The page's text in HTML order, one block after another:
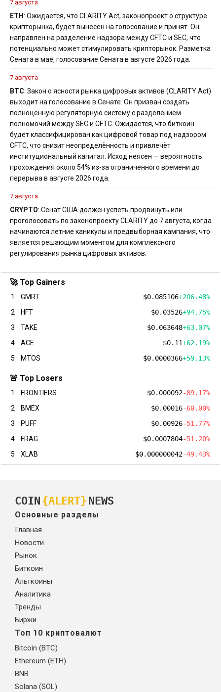
7 августа
ETH: Ожидается, что CLARITY Act, законопроект о структуре
крипторынка, будет вынесен на голосование и принят. Он
направлен на разделение надзора между CFTC и SEC, что
потенциально может стимулировать крипторынок. Разметка
Сената в мае, голосование Сената в августе 2026 года.
7 августа
BTC: Закон о ясности рынка цифровых активов (CLARITY Act)
выходит на голосование в Сенате. Он призван создать
полноценную регуляторную систему с разделением
полномочий между SEC и CFTC. Ожидается, что биткоин
будет классифицирован как цифровой товар под надзором
CFTC, что снизит неопределённость и привлечёт
институциональный капитал. Исход неясен — вероятность
прохождения около 54% из-за ограниченного времени до
перерыва в августе 2026 года.
7 августа
CRYPTO: Сенат США должен успеть продвинуть или
проголосовать по законопроекту CLARITY до 7 августа, когда
начинаются летние каникулы и предвыборная кампания, что
является решающим моментом для комплексного
регулирования рынка цифровых активов.
🚀 Top Gainers
1 GMRT $0.085106+206.48%
2
HFT $0.03526+94.75%
3
TAKE $0.063648+63.07%
4
ACE $0.11+62.19%
5
MTOS $0.0000366+59.13%
🚨 Top Losers
1 FRONTIERS $0.000092-89.17%
2
BMEX $0.00016-60.00%
3
PUFF $0.00926-51.77%
4
FRAG $0.0007804-51.20%
5
XLAB $0.000000042-49.43%
COIN {ALERT} NEWS
Основные разделы
Главная
Новости
Рынок
Биткоин
Альткоины
Аналитика
Тренды
Биржи
Топ 10 криптовалют
Bitcoin (BTC)
Ethereum (ETH)
BNB
Solana (SOL)